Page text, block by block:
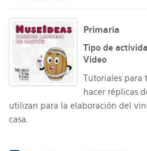
Primaria
Tipo de
Video
Tutoriales para
hacer réplicas
utilizan para la elaboración del
casa.